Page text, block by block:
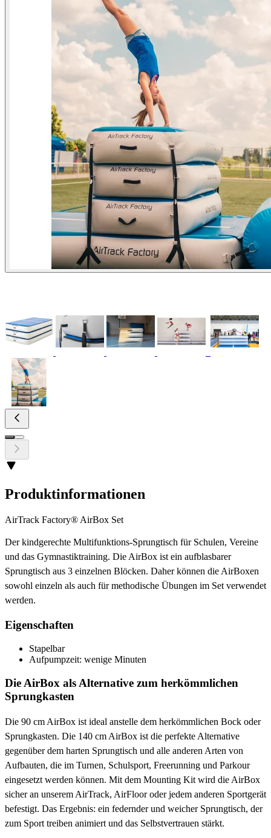
Produktinformationen
AirTrack Factory® AirBox Set
Der kindgerechte Multifunktions-Sprungtisch für Schulen, Vereine
und das Gymnastiktraining. Die AirBox ist ein aufblasbarer
Sprungtisch aus 3 einzelnen Blöcken. Daher können die AirBoxen
sowohl einzeln als auch für methodische Übungen im Set verwendet
werden.
Eigenschaften
Stapelbar
Aufpumpzeit: wenige Minuten
Die AirBox als Alternative zum herkömmlichen
Sprungkasten
Die 90 cm AirBox ist ideal anstelle dem herkömmlichen Bock oder
Sprungkasten. Die 140 cm AirBox ist die perfekte Alternative
gegenüber dem harten Sprungtisch und alle anderen Arten von
Aufbauten, die im Turnen, Schulsport, Freerunning und Parkour
eingesetzt werden können. Mit dem Mounting Kit wird die AirBox
sicher an unserem AirTrack, AirFloor oder jedem anderen Sportgerät
befestigt. Das Ergebnis: ein federnder und weicher Sprungtisch, der
zum Sport treiben animiert und das Selbstvertrauen stärkt.